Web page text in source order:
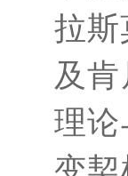
拉
及
理